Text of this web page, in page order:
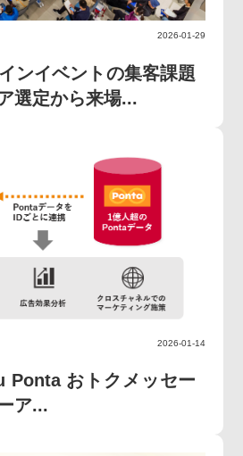
2026-01-29
ンイベントの集客課題
選定から来場...
2026-01-14
Ponta おトクメッセー
ア...